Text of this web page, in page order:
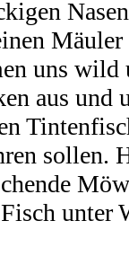
Mäuler
uns
aus
sollen.
unter